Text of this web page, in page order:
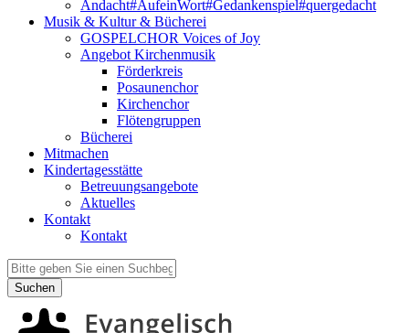
Andacht#AufeinWort#Gedankenspiel#quergedacht
Musik & Kultur & Bücherei
GOSPELCHOR Voices of Joy
Angebot Kirchenmusik
Förderkreis
Posaunenchor
Kirchenchor
Flötengruppen
Bücherei
Mitmachen
Kindertagesstätte
Betreuungsangebote
Aktuelles
Kontakt
Kontakt
Suchen